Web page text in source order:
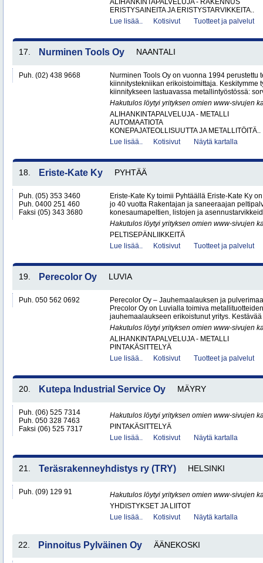
ALIHANKINTAPALVELUJA - RAKENNUS
ERISTYSAINEITA JA ERISTYSTARVIKKEITA..
Lue lisää..
Kotisivut Tuotteet ja palvelut
17. Nurminen Tools Oy NAANTALI
Puh. (02) 438 9668
Nurminen Tools Oy on vuonna 1994 perustettu
kiinnitystekniikan erikoistoimittaja. Keskitymme
kiinnitykseen lastuavassa metallintyöstössä:
Hakutulos löytyi yrityksen omien www-sivujen
ALIHANKINTAPALVELUJA - METALLI
AUTOMAATIOTA
KONEPAJATEOLLISUUTTA JA METALLITÖITÄ..
Lue lisää..
Kotisivut Näytä kartalla
18. Eriste-Kate Ky PYHTÄÄ
Puh. (05) 353 3460
Puh. 0400 251 460
Faksi (05) 343 3680
Eriste-Kate Ky toimii Pyhtäällä Eriste-Kate Ky
jo 40 vuotta Rakentajan ja saneeraajan
konesaumapeltien, listojen ja
Hakutulos löytyi yrityksen omien www-sivujen
PELTISEPÄNLIIKKEITÄ
Lue lisää..
Kotisivut Tuotteet ja palvelut
19. Perecolor Oy LUVIA
Puh. 050 562 0692
Perecolor Oy – Jauhemaalauksen ja
Precolor Oy on Luvialla toimiva
jauhemaalaukseen erikoistunut yritys.
Hakutulos löytyi yrityksen omien www-sivujen
ALIHANKINTAPALVELUJA - METALLI
PINTAKÄSITTELYÄ
Lue lisää..
Kotisivut Tuotteet ja palvelut
20. Kutepa Industrial Service Oy MÄYRY
Puh. (06) 525 7314
Puh. 050 328 7463
Faksi (06) 525 7317
Hakutulos löytyi yrityksen omien www-sivujen
PINTAKÄSITTELYÄ
Lue lisää..
Kotisivut Näytä kartalla
21. Teräsrakenneyhdistys ry (TRY) HELSINKI
Puh. (09) 129 91
Hakutulos löytyi yrityksen omien www-sivujen
YHDISTYKSET JA LIITOT
Lue lisää..
Kotisivut Näytä kartalla
22. Pinnoitus Pylväinen Oy ÄÄNEKOSKI